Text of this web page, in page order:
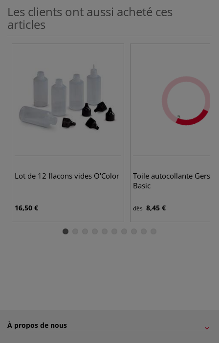
Les clients ont aussi acheté ces
articles
Lot de 12 flacons vides O'Color
16,50 €
Toile autocollante
Basic
dès 8,45 €
À propos de nous